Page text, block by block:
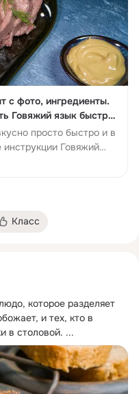
с фото, ингредиенты.
Говяжий язык быстро
просто быстро и в
Говяжий
Класс
которое разделяет
и тех, кто в
в столовой. ...